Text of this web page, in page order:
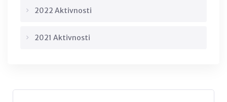
2022 Aktivnosti
2021 Aktivnosti